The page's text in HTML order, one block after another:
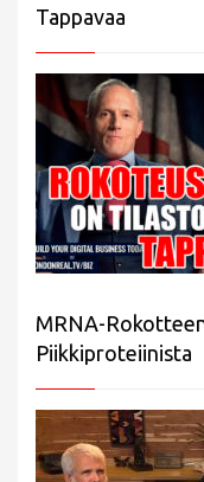
Tappavaa
MRNA-
Piikkiproteiinista